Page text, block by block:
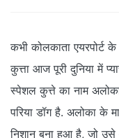
कभी कोलकाता एयरपोर्ट
कुत्ता आज पूरी दुनिया में
स्पेशल कुत्ते का नाम
परिया डॉग है. अलोका के
निशान बना हुआ है, जो उसे